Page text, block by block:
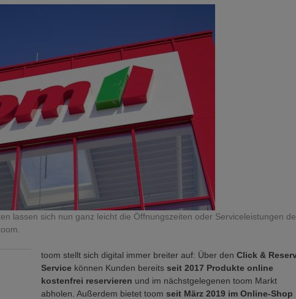
lassen sich nun ganz leicht die Öffnungszeiten oder Serviceleistungen
toom stellt sich digital immer breiter auf: Über den Click &
Service können Kunden bereits seit 2017 Produkte online
kostenfrei reservieren und im nächstgelegenen toom Markt
abholen. Außerdem bietet toom seit März 2019 im Online-Shop